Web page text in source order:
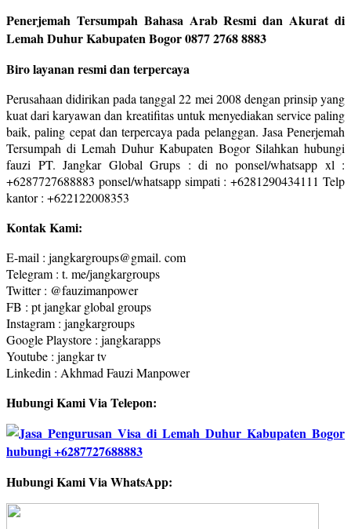
Penerjemah Tersumpah Bahasa Arab Resmi dan Akurat di
Lemah Duhur Kabupaten Bogor0877 2768 8883
Biro layanan resmi dan terpercaya
Perusahaan didirikan pada tanggal 22 mei 2008 dengan prinsip yang
kuat dari karyawan dan kreatifitas untuk menyediakan service paling
baik, paling cepat dan terpercaya pada pelanggan. Jasa Penerjemah
Tersumpah di Lemah Duhur Kabupaten Bogor Silahkan hubungi
fauzi PT. Jangkar Global Grups : di no ponsel/whatsapp xl :
+6287727688883 ponsel/whatsapp simpati : +6281290434111 Telp
kantor : +622122008353
Kontak Kami:
E-mail : jangkargroups@gmail. com
Telegram : t. me/jangkargroups
Twitter : @fauzimanpower
FB : pt jangkar global groups
Instagram : jangkargroups
Google Playstore : jangkarapps
Youtube : jangkar tv
Linkedin : Akhmad Fauzi Manpower
Hubungi Kami Via Telepon:
Hubungi Kami Via WhatsApp: